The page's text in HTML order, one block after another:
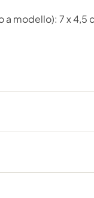
a modello): 7 x 4,5